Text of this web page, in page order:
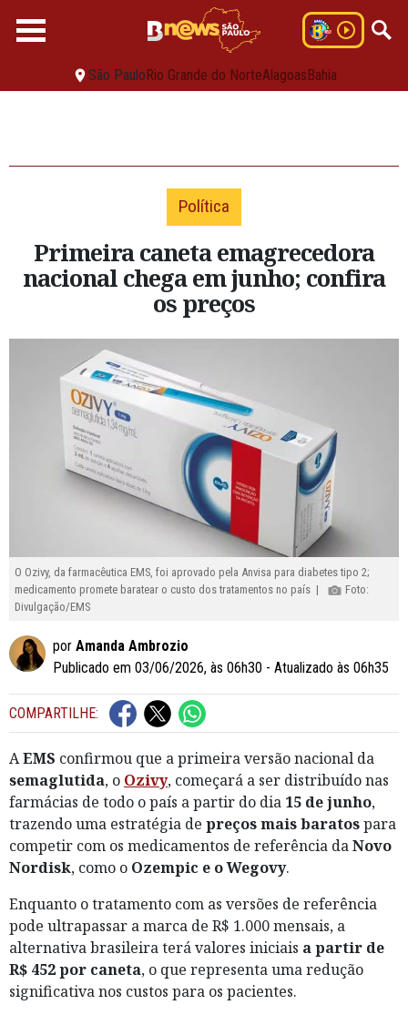
São PauloRio Grande do NorteAlagoasBahia
Política
Primeira caneta emagrecedora
nacional chega em junho; confira
os preços
O Ozivy, da farmacêutica EMS, foi aprovado pela Anvisa para diabetes tipo 2;
medicamento promete baratear o custo dos tratamentos no país |
Foto:
Divulgação/EMS
por Amanda Ambrozio
Publicado em 03/06/2026, às 06h30 - Atualizado às 06h35
COMPARTILHE:
AEMS confirmou que a primeira versão nacional da
semaglutida, o Ozivy, começará a ser distribuído nas
farmácias de todo o país a partir do dia 15 de junho,
trazendo uma estratégia de preços mais baratospara
competir com os medicamentos de referência daNovo
Nordisk, como o Ozempic e o Wegovy.
Enquanto o tratamento com as versões de referência
pode ultrapassar a marca de R$ 1.000 mensais, a
alternativa brasileira terá valores iniciais a partir de
R$ 452 por caneta, o que representa uma redução
significativa nos custos para os pacientes.